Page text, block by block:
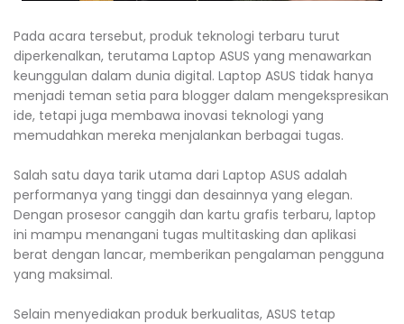
Pada acara tersebut, produk teknologi terbaru turut
diperkenalkan, terutama Laptop ASUS yang menawarkan
keunggulan dalam dunia digital. Laptop ASUS tidak hanya
menjadi teman setia para blogger dalam mengekspresikan
ide, tetapi juga membawa inovasi teknologi yang
memudahkan mereka menjalankan berbagai tugas.
Salah satu daya tarik utama dari Laptop ASUS adalah
performanya yang tinggi dan desainnya yang elegan.
Dengan prosesor canggih dan kartu grafis terbaru, laptop
ini mampu menangani tugas multitasking dan aplikasi
berat dengan lancar, memberikan pengalaman pengguna
yang maksimal.
Selain menyediakan produk berkualitas, ASUS tetap